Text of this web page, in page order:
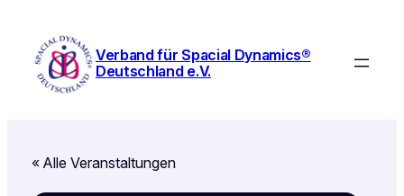
Verband für Spacial Dynamics®
Deutschland e.V.
« Alle Veranstaltungen